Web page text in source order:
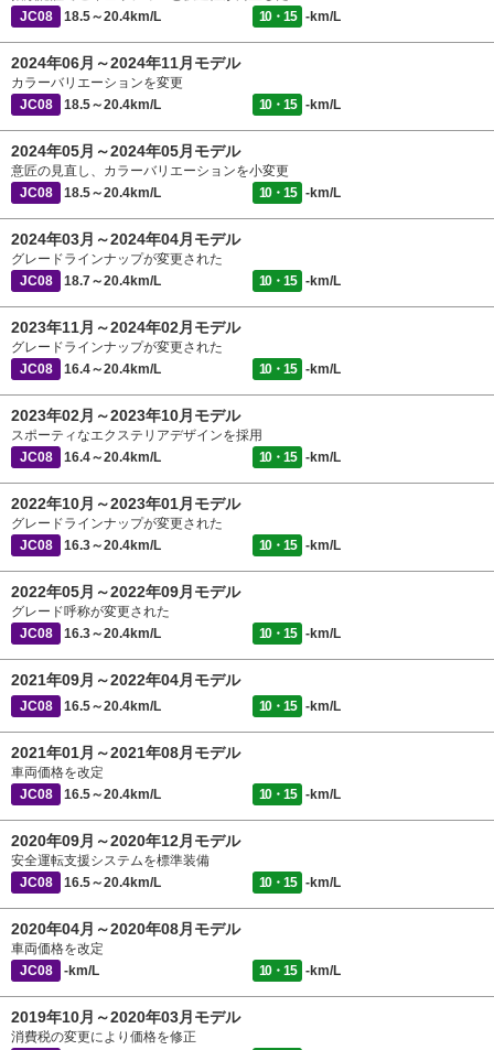
JC08
18.5～20.4km/L 10・15 -km/L
2024年06月～2024年11月モデル
カラーバリエーションを変更
JC08
18.5～20.4km/L 10・15 -km/L
2024年05月～2024年05月モデル
意匠の見直し、カラーバリエーションを小変更
JC08
18.5～20.4km/L 10・15 -km/L
2024年03月～2024年04月モデル
グレードラインナップが変更された
JC08
18.7～20.4km/L 10・15 -km/L
2023年11月～2024年02月モデル
グレードラインナップが変更された
JC08
16.4～20.4km/L 10・15 -km/L
2023年02月～2023年10月モデル
スポーティなエクステリアデザインを採用
JC08
16.4～20.4km/L 10・15 -km/L
2022年10月～2023年01月モデル
グレードラインナップが変更された
JC08
16.3～20.4km/L 10・15 -km/L
2022年05月～2022年09月モデル
グレード呼称が変更された
JC08
16.3～20.4km/L 10・15 -km/L
2021年09月～2022年04月モデル
JC08 16.5～20.4km/L 10・15 -km/L
2021年01月～2021年08月モデル
車両価格を改定
JC08
16.5～20.4km/L 10・15 -km/L
2020年09月～2020年12月モデル
安全運転支援システムを標準装備
JC08
16.5～20.4km/L 10・15 -km/L
2020年04月～2020年08月モデル
車両価格を改定
JC08
-km/L 10・15 -km/L
2019年10月～2020年03月モデル
消費税の変更により価格を修正